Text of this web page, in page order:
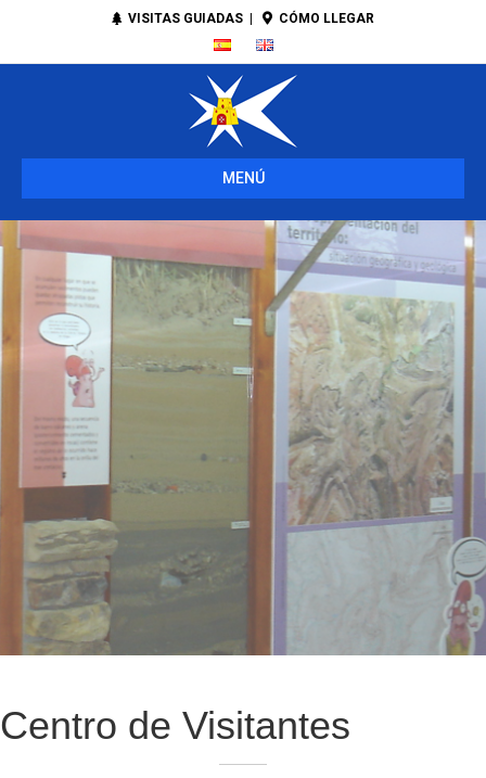
VISITAS GUIADAS CÓMO LLEGAR
MENÚ
Centro de Visitantes